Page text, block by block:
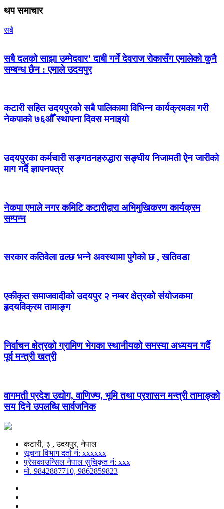
थप समाचार
सबै
सबै दलको साझा उम्मेदवार’ दाबी गर्ने देवराज रोकासँग एमालेको कुनै
सम्बन्ध छैन : एमाले उदयपुर
कटारी सहित उदयपुरको सबै पालिकामा विभिन्न कार्यक्रमका गरी
नेकपाको ७६औँ स्थापना दिवस मनाइयो
उदयपुरका कर्मचारी सङ्गठनहरुद्धारा सङ्घीय निजामती ऐन जारीको
माग गर्दै ज्ञापनपत्र
नेकपा एमाले नगर कमिटि कटारीद्वारा अभिमुखिकरण कार्यक्रम
सम्पन्न
सरकार कतिवेला ढल्छ भन्ने अवस्थामा पुगेको छ , खतिवडा
एकीकृत समाजवादीको उदयपुर २ नम्बर क्षेत्रको संयोजकमा
हृदयविक्रम तामाङ्ग
निर्वाचन क्षेत्रको ग्रामिण भेगका स्थानीयको समस्या अध्ययन गर्दै
पूर्व मन्त्री खत्री
वागमती प्रदेश उद्योग, वाणिज्य, भूमि तथा प्रशासन मन्त्री तामाङ्को
सय दिने उपलब्धि सार्वजनिक
कटारी, ३ , उदयपुर, नेपाल
सूचना विभाग दर्ता नं: xxxxxx
प्रेसकाउन्सिल नेपाल सुचिकृत नं: xxx
मो. 9842887710, 9862859823